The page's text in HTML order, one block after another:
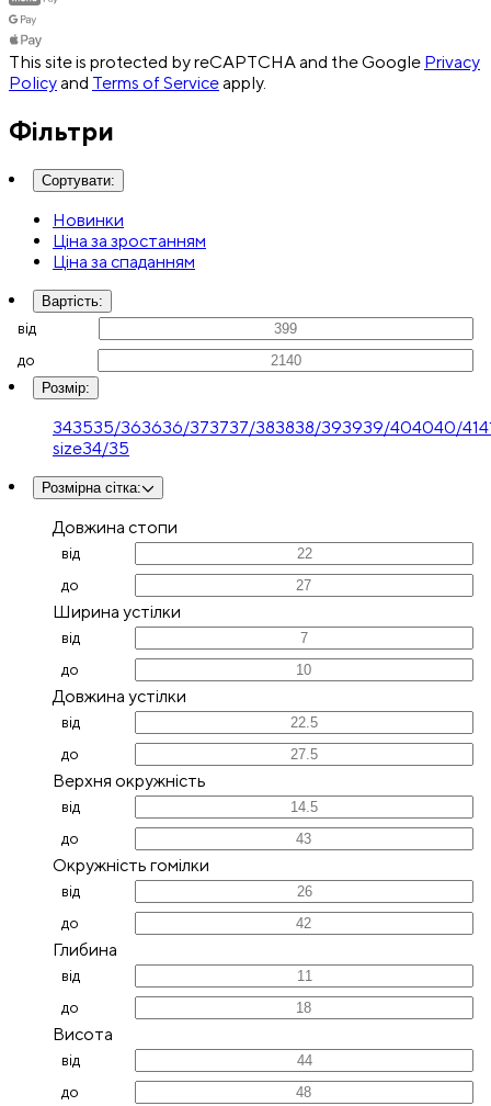
This site is protected by reCAPTCHA and the Google Privacy
Policyand Terms of Serviceapply.
Фільтри
Сортувати:
Новинки
Ціна за зростанням
Ціна за спаданням
Вартість:
від
до
Розмір:
343535/363636/373737/383838/393939/404040/41
size34/35
Розмірна сітка:
Довжина стопи
від
до
Ширина устілки
від
до
Довжина устілки
від
до
Верхня окружність
від
до
Окружність гомілки
від
до
Глибина
від
до
Висота
від
до